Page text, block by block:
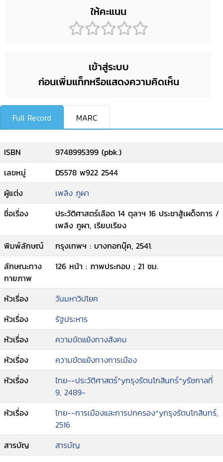
ให้คะแนน
เข้าสู่ระบบ
ก่อนเพิ่มแท็กหรือแสดงความคิดเห็น
Full Record MARC
ISBN
9748995399 (pbk.)
เลขหมู่
DS578 พ922 2544
ผู้แต่ง
เพลิง ภูผา
ชื่อเรื่อง
ประวัติศาสตร์เลือด 14 ตุลาฯ 16 ประชาสู้เผด็จการ /
เพลิง ภูผา, เรียบเรียง
พิมพ์ลักษณ์
กรุงเทพฯ : บางกอกบุ๊ค, 2541.
ลักษณะทาง
กายภาพ
126 หน้า : ภาพประกอบ ; 21 ซม.
หัวเรื่อง
วันมหาวิปโยค
หัวเรื่อง
รัฐประหาร
หัวเรื่อง
ความขัดแย้งทางสังคม
หัวเรื่อง
ความขัดแย้งทางการเมือง
หัวเรื่อง
ไทย--ประวัติศาสตร์^yกรุงรัตนโกสินทร์^yรัชกาลที่
9, 2489-
หัวเรื่อง
ไทย--การเมืองและการปกครอง^yกรุงรัตนโกสินทร์,
2516
สารบัญ
สารบัญ